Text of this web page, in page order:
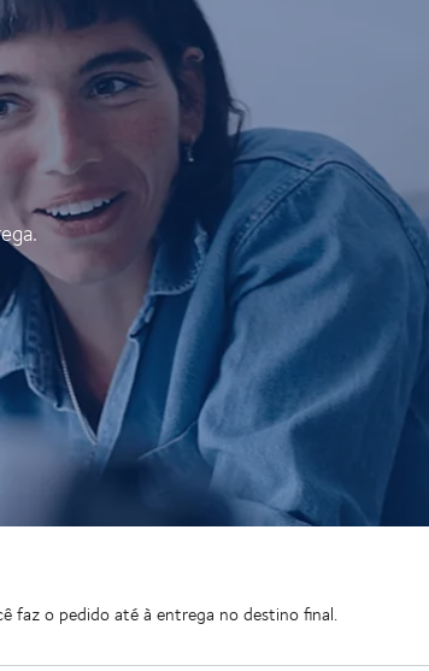
faz o pedido até à entrega no destino final.